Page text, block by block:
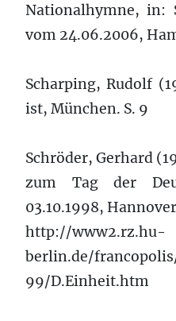
Nationalhymne, in:
vom 24.06.2006,
Scharping, Rudolf
ist, München. S. 9
Schröder, Gerhard
zum Tag der
03.10.1998,
http://www2.rz.hu-
berlin.de/
99/D.Einheit.htm